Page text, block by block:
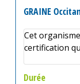
GRAINE
Cet
certification
Durée